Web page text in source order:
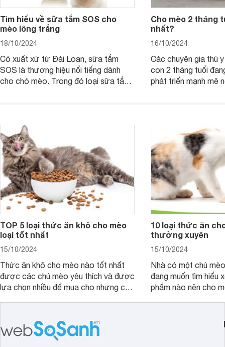
Tìm hiểu về sữa tắm SOS cho
mèo lông trắng
18/10/2024
Có xuất xứ từ Đài Loan, sữa tắm
SOS là thương hiệu nổi tiếng dành
cho chó mèo. Trong đó loại sữa tắm
tắm tốt nhất chưa nhé!
Cho mèo 2 tháng
nhất?
16/10/2024
Các chuyên gia thú
con 2 tháng tuổi
phát triển mạnh mẽ
ăn gì ăn gì tốt nhất?
TOP 5 loại thức ăn khô cho mèo
loại tốt nhất
15/10/2024
Thức ăn khô cho mèo nào tốt nhất
được các chú mèo yêu thích và được
lựa chọn nhiều để mua cho nhưng chú
loại thức ăn khô cho mèo loại tốt
nhất dưới đây nhé!
10 loại thức ăn
thường xuyên
15/10/2024
Nhà có một chú
đang muốn tìm hiểu
phẩm nào nên cho